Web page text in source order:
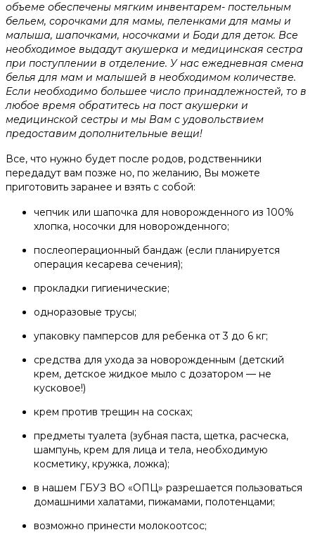
объеме обеспечены мягким инвентарем- постельным
бельем, сорочками для мамы, пеленками для мамы и
малыша, шапочками, носочками и Боди для деток. Все
необходимое выдадут акушерка и медицинская сестра
при поступлении в отделение. У нас ежедневная смена
белья для мам и малышей в необходимом количестве.
Если необходимо большее число принадлежностей, то в
любое время обратитесь на пост акушерки и
медицинской сестры и мы Вам с удовольствием
предоставим дополнительные вещи!
Все, что нужно будет после родов, родственники
передадут вам позже но, по желанию, Вы можете
приготовить заранее и взять с собой:
чепчик или шапочка для новорожденного из 100%
хлопка, носочки для новорожденного;
послеоперационный бандаж (если планируется
операция кесарева сечения);
прокладки гигиенические;
одноразовые трусы;
упаковку памперсов для ребенка от 3 до 6 кг;
средства для ухода за новорожденным (детский
крем, детское жидкое мыло с дозатором — не
кусковое!)
крем против трещин на сосках;
предметы туалета (зубная паста, щетка, расческа,
шампунь, крем для лица и тела, необходимую
косметику, кружка, ложка);
в нашем ГБУЗ ВО «ОПЦ» разрешается пользоваться
домашними халатами, пижамами, полотенцами;
возможно принести молокоотсос;